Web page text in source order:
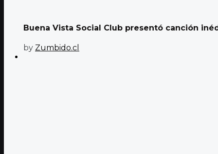
Buena Vista Social Club presentó canción
by Zumbido.cl